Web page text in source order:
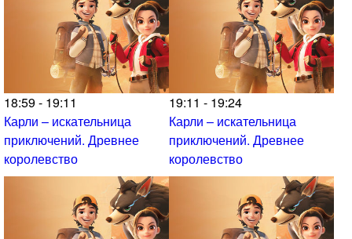
18:59 - 19:11
Карли – искательница
приключений. Древнее
королевство
19:11 - 19:24
Карли – искательница
приключений. Древнее
королевство